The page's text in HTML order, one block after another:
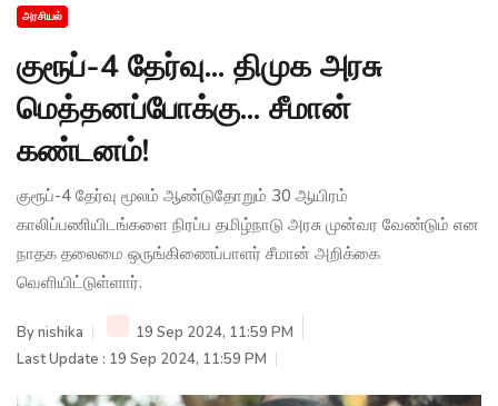
அரசியல்
குரூப்-4 தேர்வு... திமுக அரசு
மெத்தனப்போக்கு... சீமான்
கண்டனம்!
குரூப்-4 தேர்வு மூலம் ஆண்டுதோறும் 30 ஆயிரம்
காலிப்பணியிடங்களை நிரப்ப தமிழ்நாடு அரசு முன்வர வேண்டும் என
நாதக தலைமை ஒருங்கிணைப்பாளர் சீமான் அறிக்கை
வெளியிட்டுள்ளார்.
Bynishika
19 Sep 2024, 11:59 PM
Last Update : 19 Sep 2024, 11:59 PM